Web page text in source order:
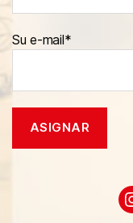
Su e-mail*